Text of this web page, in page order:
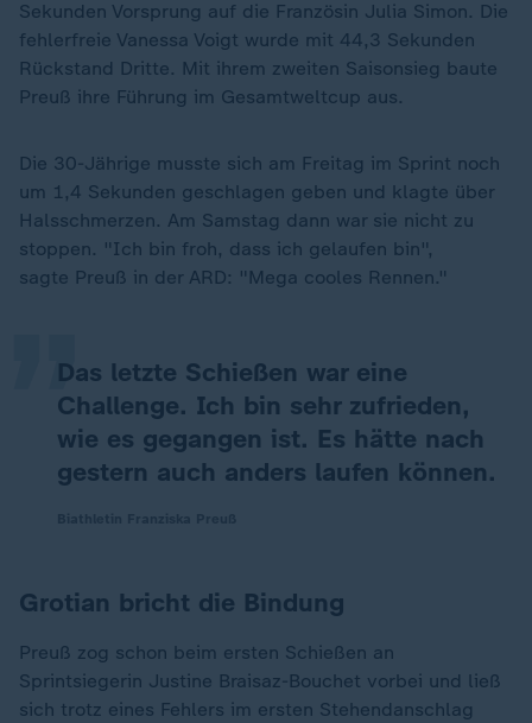
Sekunden Vorsprung auf die Französin Julia Simon. Die
fehlerfreie Vanessa Voigt wurde mit 44,3 Sekunden
Rückstand Dritte. Mit ihrem zweiten Saisonsieg baute
Preuß ihre Führung im Gesamtweltcup aus.
Die 30-Jährige musste sich am Freitag im Sprint noch
um 1,4 Sekunden geschlagen geben und klagte über
Halsschmerzen. Am Samstag dann war sie nicht zu
stoppen. "Ich bin froh, dass ich gelaufen bin",
sagte Preuß in der ARD: "Mega cooles Rennen."
Das letzte Schießen war eine
Challenge. Ich bin sehr zufrieden,
wie es gegangen ist. Es hätte nach
gestern auch anders laufen können.
„
Grotian bricht die Bindung
Preuß zog schon beim ersten Schießen an
Sprintsiegerin Justine Braisaz-Bouchet vorbei und ließ
sich trotz eines Fehlers im ersten Stehendanschlag